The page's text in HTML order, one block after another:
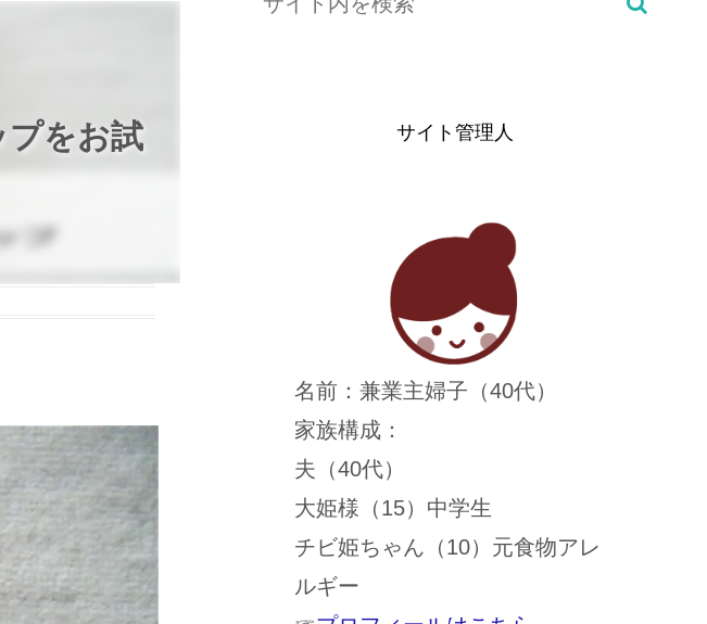
プをお試
サイト管理人
名前：兼業主婦子（40代）
家族構成：
夫（40代）
大姫様（15）中学生
チビ姫ちゃん（10）元食物アレ
ルギー